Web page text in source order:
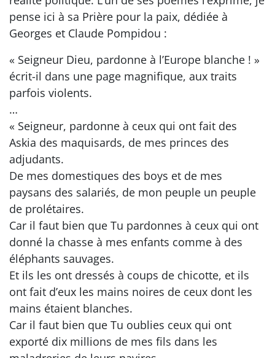
pense ici à sa Prière pour la paix, dédiée à
Georges et Claude Pompidou :
« Seigneur Dieu, pardonne à l’Europe blanche ! »
écrit-il dans une page magnifique, aux traits
parfois violents.
…
« Seigneur, pardonne à ceux qui ont fait des
Askia des maquisards, de mes princes des
adjudants.
De mes domestiques des boys et de mes
paysans des salariés, de mon peuple un peuple
de prolétaires.
Car il faut bien que Tu pardonnes à ceux qui ont
donné la chasse à mes enfants comme à des
éléphants sauvages.
Et ils les ont dressés à coups de chicotte, et ils
ont fait d’eux les mains noires de ceux dont les
mains étaient blanches.
Car il faut bien que Tu oublies ceux qui ont
exporté dix millions de mes fils dans les